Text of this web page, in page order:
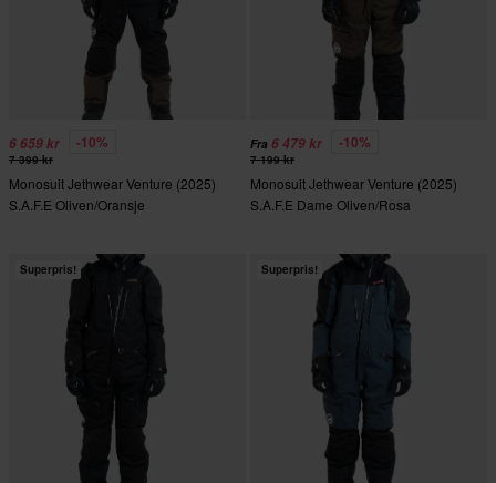
6 659 kr -10%
7 399 kr
Monosuit Jethwear Venture (2025)
S.A.F.E Oliven/Oransje
Fra 6 479 kr -10%
7 199 kr
Monosuit Jethwear Venture (2025)
S.A.F.E Dame Oliven/Rosa
Superpris! Superpris!